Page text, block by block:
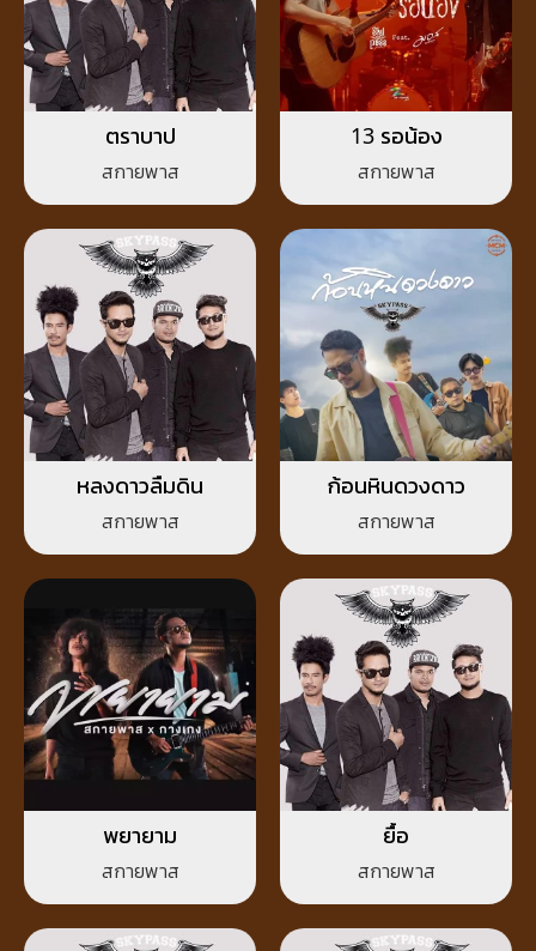
ตราบาป
สกายพาส
13 รอน้อง
สกายพาส
หลงดาวลืมดิน
สกายพาส
ก้อนหินดวงดาว
สกายพาส
พยายาม
สกายพาส
ยื้อ
สกายพาส